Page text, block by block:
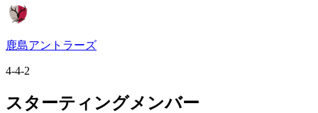
鹿島アントラーズ
4-4-2
スターティングメンバー